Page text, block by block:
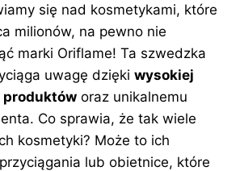
k
e
dI
n
k
o
p
d
di
t
m
bl
r
się nad kosmetykami, które
milionów, na pewno nie
marki Oriflame! Ta szwedzka
uwagę dzięki wysokiej
produktów oraz unikalnemu
Co sprawia, że tak wiele
kosmetyki? Może to ich
lub obietnice, które